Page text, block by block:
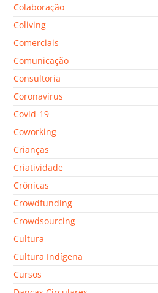
Colaboração
Coliving
Comerciais
Comunicação
Consultoria
Coronavírus
Covid-19
Coworking
Crianças
Criatividade
Crônicas
Crowdfunding
Crowdsourcing
Cultura
Cultura Indígena
Cursos